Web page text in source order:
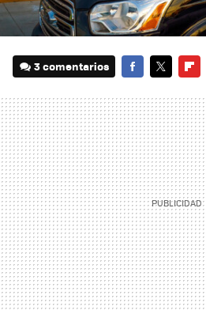
3 comentarios